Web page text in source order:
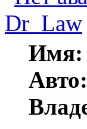
Dr_Law
Имя:
Авто: